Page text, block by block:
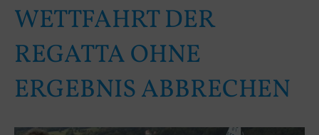
WETTFAHRT DER
REGATTA OHNE
ERGEBNIS ABBRECHEN